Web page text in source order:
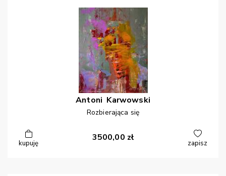
Antoni Karwowski
Rozbierająca się
kupuję
3500,00 zł
zapisz